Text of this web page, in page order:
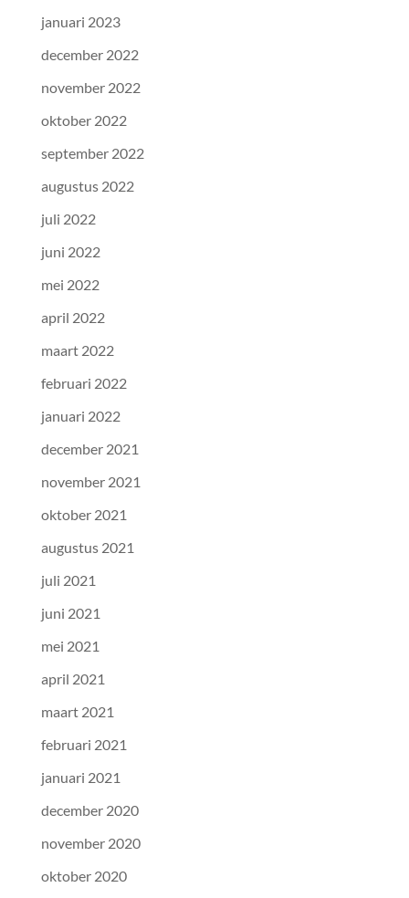
januari 2023
december 2022
november 2022
oktober 2022
september 2022
augustus 2022
juli 2022
juni 2022
mei 2022
april 2022
maart 2022
februari 2022
januari 2022
december 2021
november 2021
oktober 2021
augustus 2021
juli 2021
juni 2021
mei 2021
april 2021
maart 2021
februari 2021
januari 2021
december 2020
november 2020
oktober 2020